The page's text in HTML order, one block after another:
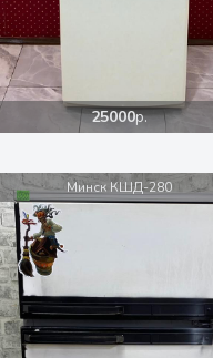
25000р.
Минск КШД-280